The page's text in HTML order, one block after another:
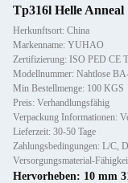
Tp316l Helle Anneal
Herkunftsort: China
Markenname: YUHAO
Zertifizierung: ISO PED CE
Modellnummer: Nahtlose
Min Bestellmenge: 100 KGS
Preis: Verhandlungsfähig
Verpackung Informationen:
Lieferzeit: 30-50 Tage
Zahlungsbedingungen: L/C,
Versorgungsmaterial-
Hervorheben: 10 mm